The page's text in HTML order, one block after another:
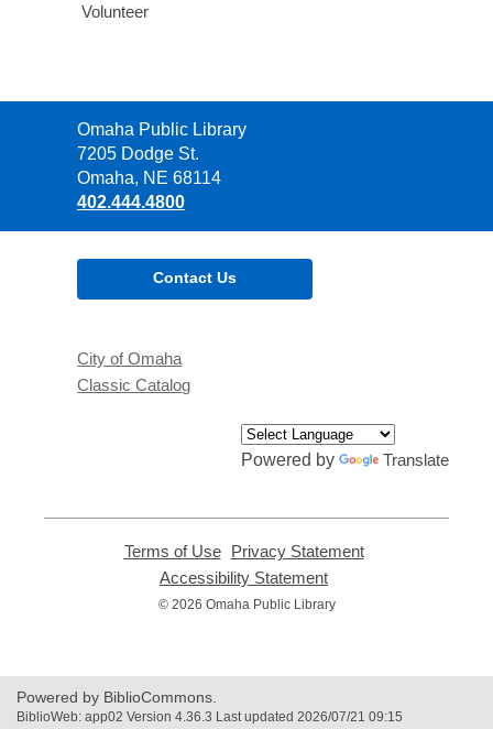
Volunteer
Contact
the
Library
Omaha Public Library
7205 Dodge St.
Omaha, NE 68114
402.444.4800
Contact Us
City of Omaha
Classic Catalog
Powered by Translate
Terms of Use,
opens
new
Privacy Statement,
Accessibility Statement
opens
© 2026 Omaha Public Library
Powered by BiblioCommons.
BiblioWeb: app02 Version 4.36.3 Last updated 2026/07/21 09:15